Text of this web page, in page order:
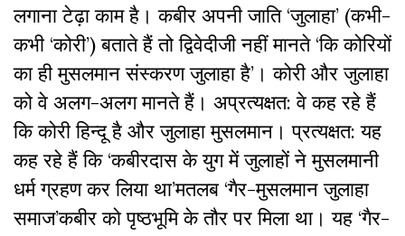
लगाना टेढ़ा काम है। कबीर अपनी जाति ‘जुलाहा’ (कभी-
कभी ‘कोरी’) बताते हैं तो द्विवेदीजी नहीं मानते ‘कि कोरियों
का ही मुसलमान संस्करण जुलाहा है’। कोरी और जुलाहा
को वे अलग-अलग मानते हैं। अप्रत्यक्षत: वे कह रहे हैं
कि कोरी हिन्दू है और जुलाहा मुसलमान। प्रत्यक्षत: यह
कह रहे हैं कि ‘कबीरदास के युग में जुलाहों ने मुसलमानी
धर्म ग्रहण कर लिया था’मतलब ‘गैर-मुसलमान जुलाहा
समाज’कबीर को पृष्ठभूमि के तौर पर मिला था। यह ‘गैर-